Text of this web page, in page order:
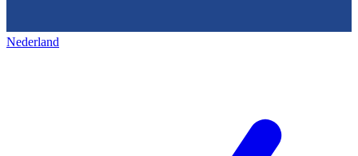
Nederland